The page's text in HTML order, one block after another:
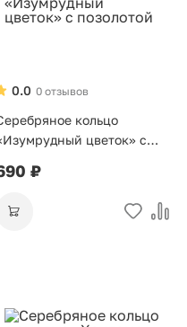
0 отзывов
0.0
кольцо
цветок» с
₽